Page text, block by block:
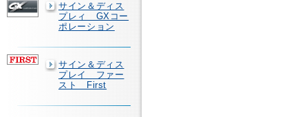
サイン＆ディス
プレィ GXコー
ポレーション
サイン＆ディス
プレイ ファー
スト First